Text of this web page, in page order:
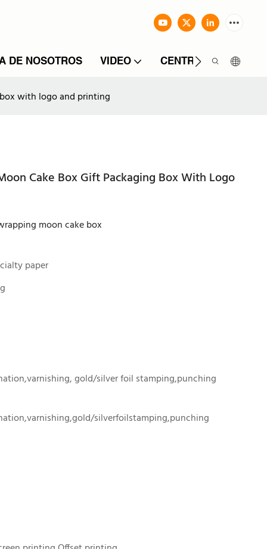
DE NOSOTROS VIDEO CENTRO DE
with logo and printing
Cake Box Gift Packaging Box With Logo
moon cake box
paper
gold/silver foil stamping,punching
silverfoilstamping,punching